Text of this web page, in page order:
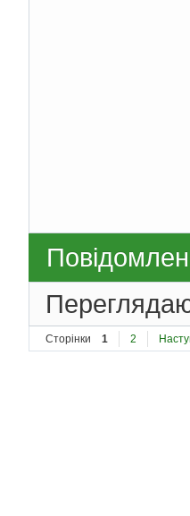
Сторінки 1 2